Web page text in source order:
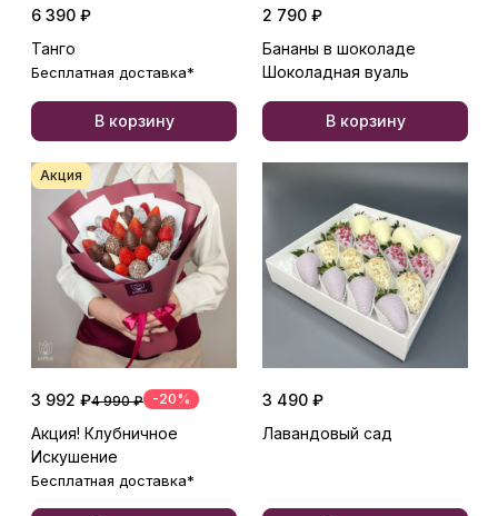
6 390 ₽
Танго
Бесплатная доставка*
В корзину
2 790 ₽
Бананы в шоколаде
Шоколадная вуаль
В корзину
Акция
3 992 ₽4 990 ₽ -20%
Акция! Клубничное
Искушение
Бесплатная доставка*
3 490 ₽
Лавандовый сад